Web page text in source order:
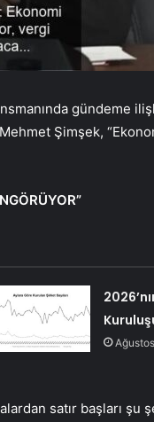
gündeme
Şimşek,
satır başları şu